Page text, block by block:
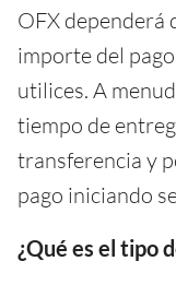
OFX dependerá
importe del
utilices. A
tiempo de
transferencia y
pago iniciando
¿Qué es el tipo